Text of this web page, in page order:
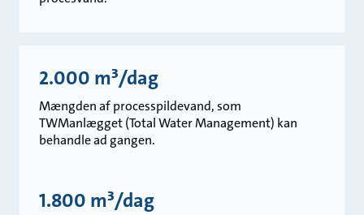
2.000 m³/dag
Mængden af processpildevand, som
TWManlægget (Total Water Management) kan
behandle ad gangen.
1.800 m³/dag